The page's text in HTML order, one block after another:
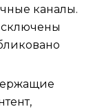
каналы.